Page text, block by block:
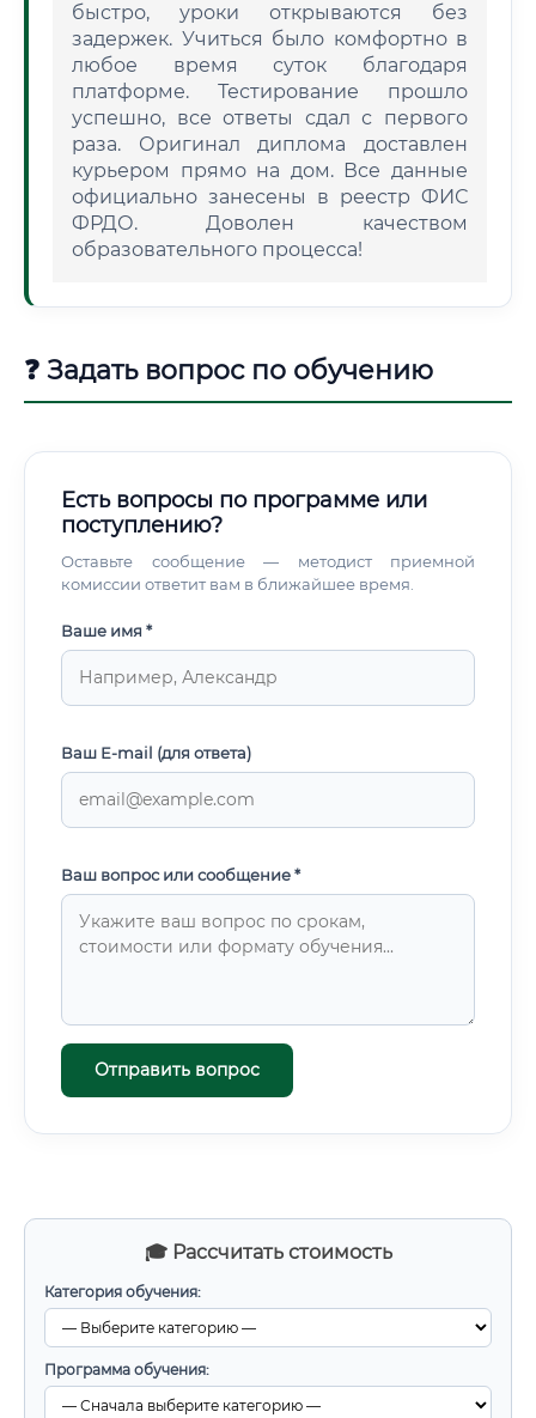
🎓 Рассчитать стоимость
Категория обучения:
Программа обучения:
быстро, уроки открываются без
задержек. Учиться было комфортно в
любое время суток благодаря
платформе. Тестирование прошло
успешно, все ответы сдал с первого
раза. Оригинал диплома доставлен
курьером прямо на дом. Все данные
официально занесены в реестр ФИС
ФРДО. Доволен качеством
образовательного процесса!
❓ Задать вопрос по обучению
Есть вопросы по программе или
поступлению?
Оставьте сообщение — методист приемной
комиссии ответит вам в ближайшее время.
Ваше имя *
Ваш E-mail (для ответа)
Ваш вопрос или сообщение *
Отправить вопрос